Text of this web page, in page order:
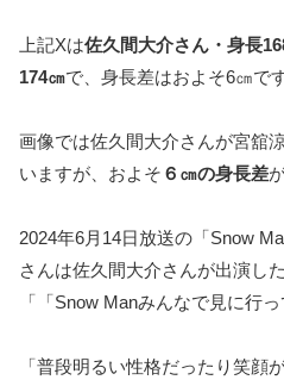
上記Xは佐久間大介さん・身長
174㎝で、身長差はおよそ6㎝です
画像では佐久間大介さんが宮舘
いますが、およそ ６㎝の身長差
2024年6月14日放送の「Snow
さんは佐久間大介さんが出演し
「「Snow Manみんなで見に行
「普段明るい性格だったり笑顔